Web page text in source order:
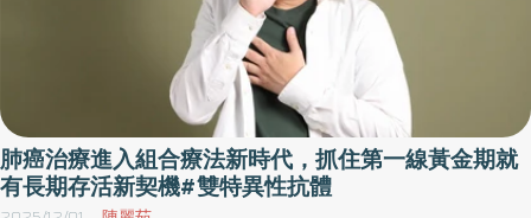
肺癌治療進入組合療法新時代，抓住第一線黃金期就
有長期存活新契機#雙特異性抗體